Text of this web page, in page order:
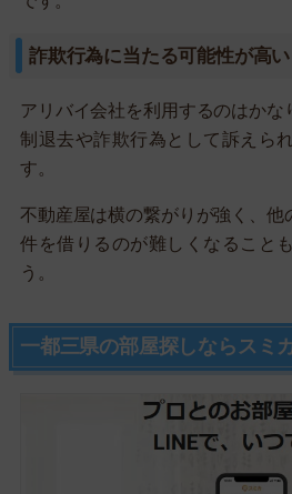
詐欺行為に当たる可能性が高い
アリバイ会社を利用するのはかな
制退去や詐欺行為として訴えら
す。
不動産屋は横の繋がりが強く、他
件を借りるのが難しくなること
う。
一都三県の部屋探しならスミ